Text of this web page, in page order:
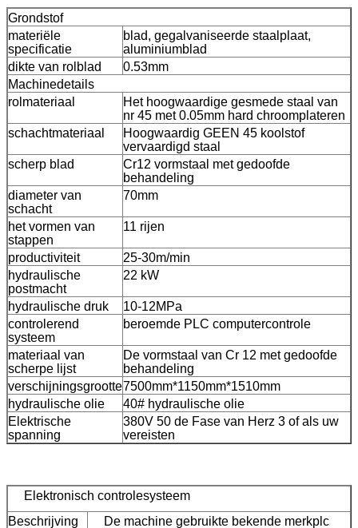
Grondstof
materiële
specificatie
blad, gegalvaniseerde staalplaat,
aluminiumblad
dikte van rolblad
0.53mm
Machinedetails
rolmateriaal
Het hoogwaardige gesmede staal van
nr 45 met 0.05mm hard chroomplateren
schachtmateriaal
Hoogwaardig GEEN 45 koolstof
vervaardigd staal
scherp blad
Cr12 vormstaal met gedoofde
behandeling
diameter van
schacht
70mm
het vormen van
stappen
11 rijen
productiviteit
25-30m/min
hydraulische
postmacht
22 kW
hydraulische druk
10-12MPa
controlerend
systeem
beroemde PLC computercontrole
materiaal van
scherpe lijst
De vormstaal van Cr 12 met gedoofde
behandeling
verschijningsgrootte7500mm*1150mm*1510mm
hydraulische olie
40# hydraulische olie
Elektrische
spanning
380V 50 de Fase van Herz 3 of als uw
vereisten
Elektronisch controlesysteem
Beschrijving
De machine gebruikte bekende merkplc